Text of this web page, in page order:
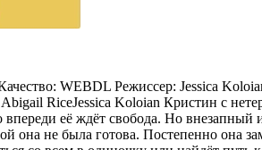
WEBDL Режиссер: Jessica
RiceJessica Koloian Кристин с
её ждёт свобода. Но внезапный
она не была готова. Постепенно она